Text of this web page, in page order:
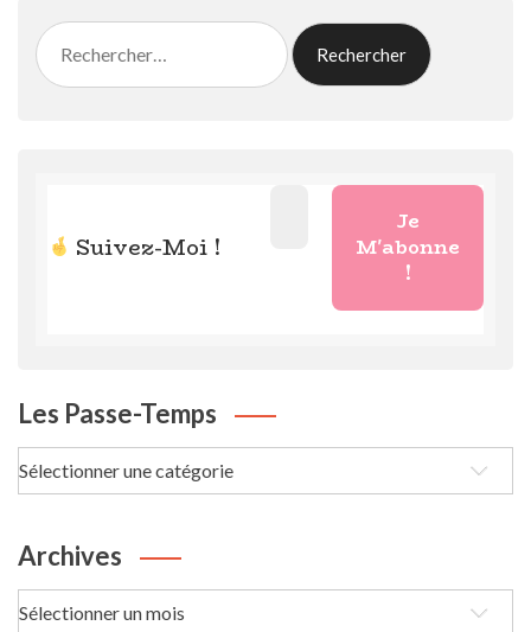
Rechercher :
Suivez-Moi !
Les Passe-Temps
Archives